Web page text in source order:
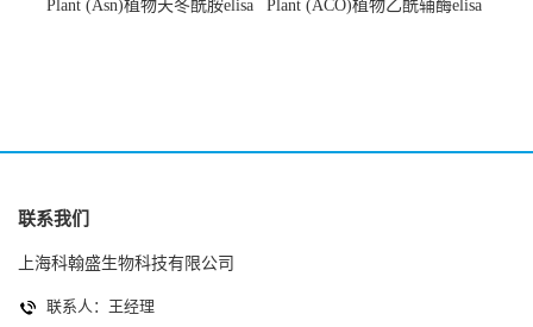
Plant (Asn)植物天冬酰胺elisa
Plant (ACO)植物乙酰辅酶elisa
联系我们
上海科翰盛生物科技有限公司
联系人：王经理